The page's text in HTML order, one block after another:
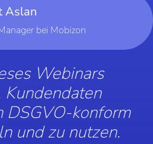
Aslan
bei Mobizon
Webinars
Kundendaten
DSGVO-konform
und zu nutzen.